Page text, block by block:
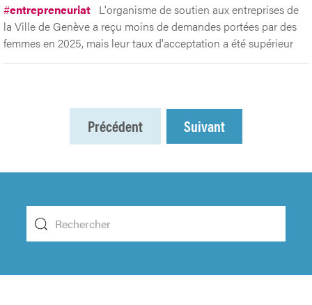
#entrepreneuriat L'organisme de soutien aux entreprises de
la Ville de Genève a reçu moins de demandes portées par des
femmes en 2025, mais leur taux d'acceptation a été supérieur
Précédent Suivant